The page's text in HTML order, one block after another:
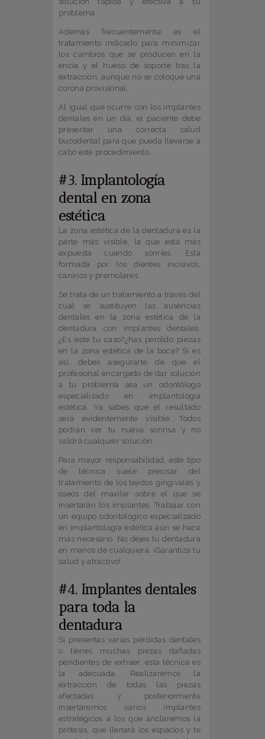
problema.
Además frecuentemente es el
tratamiento indicado para minimizar
los cambios que se producen en la
encía y el hueso de soporte tras la
extracción, aunque no se coloque una
corona provisional.
Al igual que ocurre con los implantes
dentales en un día, el paciente debe
presentar una correcta salud
bucodental para que pueda llevarse a
cabo este procedimiento.
#3. Implantología
dental en zona
estética
La zona estética de la dentadura es la
parte más visible, la que está más
expuesta cuando sonríes. Está
formada por los dientes incisivos,
caninos y premolares.
Se trata de un tratamiento a través del
cual se sustituyen las ausencias
dentales en la zona estética de la
dentadura con implantes dentales.
¿Es este tu caso?¿has perdido piezas
en la zona estética de la boca? Si es
así, debes asegurarte de que el
profesional encargado de dar solución
a tu problema sea un odontólogo
especializado en implantología
estética. Ya sabes que el resultado
será evidentemente visible. Todos
podrán ver tu nueva sonrisa y no
valdrá cualquier solución.
Para mayor responsabilidad, este tipo
de técnica suele precisar del
tratamiento de los tejidos gingivales y
óseos del maxilar sobre el que se
insertarán los implantes. Trabajar con
un equipo odontológico especializado
en implantología estética aún se hace
más necesario. No dejes tu dentadura
en manos de cualquiera. ¡Garantiza tu
salud y atractivo!
#4. Implantes dentales
para toda la
dentadura
Si presentas varias pérdidas dentales
o tienes muchas piezas dañadas
pendientes de extraer, esta técnica es
la adecuada. Realizaremos la
extracción de todas las piezas
afectadas y posteriormente
insertaremos varios implantes
estratégicos a los que anclaremos la
prótesis, que llenará los espacios y te